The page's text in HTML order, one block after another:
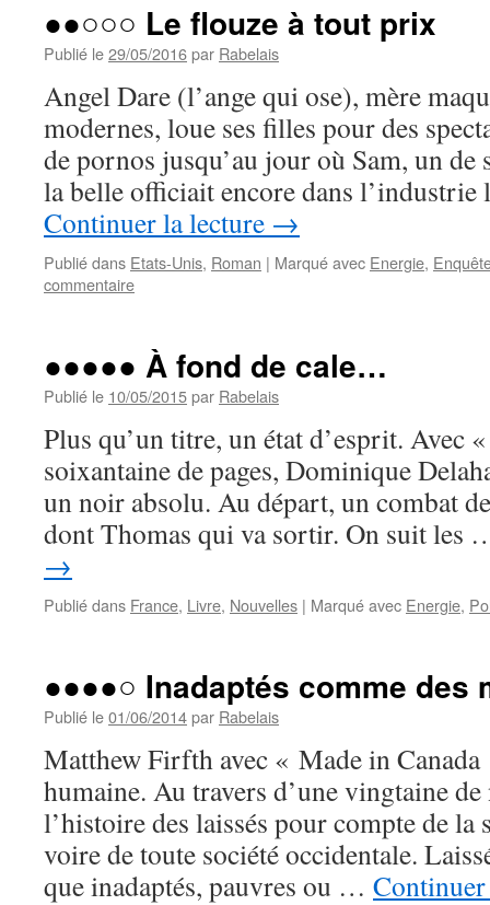
●●○○○ Le flouze à tout prix
Publié le29/05/2016par Rabelais
Angel Dare (l’ange qui ose), mère
modernes, loue ses filles pour des
de pornos jusqu’au jour où Sam, un de
la belle officiait encore dans
Continuer la lecture →
Publié dans Etats-Unis, Roman | Marqué avec Energie,
commentaire
●●●●● À fond de cale…
Publié le 10/05/2015par Rabelais
Plus qu’un titre, un état d’esprit. Avec
soixantaine de pages, Dominique
un noir absolu. Au départ, un combat
dont Thomas qui va sortir. On suit
→
Publié dans France, Livre, Nouvelles | Marqué avec Energie,
●●●●○ Inadaptés comme des
Publié le01/06/2014par Rabelais
Matthew Firfth avec « Made in
humaine. Au travers d’une vingtaine
l’histoire des laissés pour compte de la
voire de toute société occidentale.
que inadaptés, pauvres ou …